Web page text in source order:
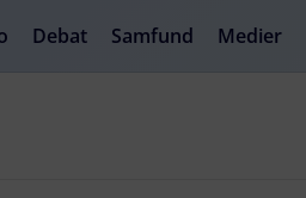
Debat Samfund Medier